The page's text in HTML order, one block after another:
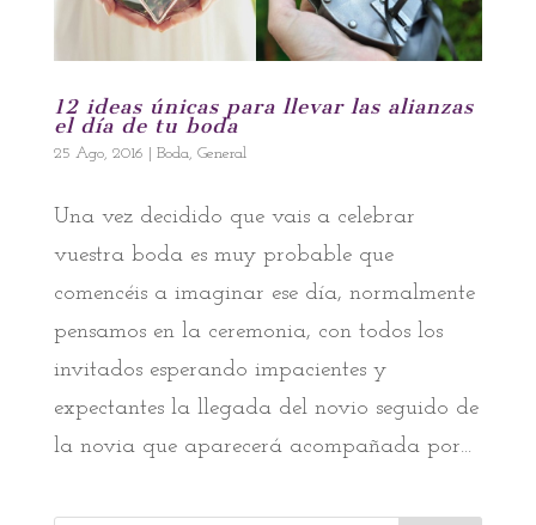
12 ideas únicas para llevar las alianzas
el día de tu boda
25 Ago, 2016 Boda, General
Una vez decidido que vais a celebrar
vuestra boda es muy probable que
comencéis a imaginar ese día, normalmente
pensamos en la ceremonia, con todos los
invitados esperando impacientes y
expectantes la llegada del novio seguido de
la novia que aparecerá acompañada por...